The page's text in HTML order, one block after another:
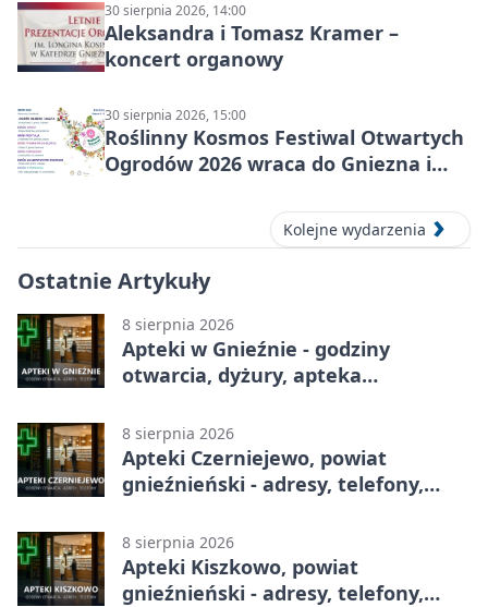
30 sierpnia 2026, 14:00
Aleksandra i Tomasz Kramer –
koncert organowy
30 sierpnia 2026, 15:00
Roślinny Kosmos Festiwal Otwartych
Ogrodów 2026 wraca do Gniezna i
Kolejne wydarzenia
Ostatnie Artykuły
8 sierpnia 2026
Apteki w Gnieźnie - godziny
otwarcia, dyżury, apteka
8 sierpnia 2026
Apteki Czerniejewo, powiat
gnieźnieński - adresy, telefony,
8 sierpnia 2026
Apteki Kiszkowo, powiat
gnieźnieński - adresy, telefony,